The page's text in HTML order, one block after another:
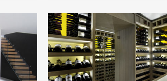
DETAILS ZIEN